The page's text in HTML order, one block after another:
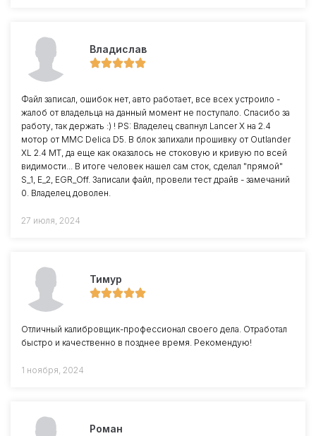
Владислав
Файл записал, ошибок нет, авто работает, все всех устроило -
жалоб от владельца на данный момент не поступало. Спасибо за
работу, так держать :) ! PS: Владелец свапнул Lancer X на 2.4
мотор от MMC Delica D5. В блок запихали прошивку от Outlander
XL 2.4 MT, да еще как оказалось не стоковую и кривую по всей
видимости... В итоге человек нашел сам сток, сделал "прямой"
S_1, E_2, EGR_Off. Записали файл, провели тест драйв - замечаний
0. Владелец доволен.
27 июля, 2024
Тимур
Отличный калибровщик-профессионал своего дела. Отработал
быстро и качественно в позднее время. Рекомендую!
1 ноября, 2024
Роман